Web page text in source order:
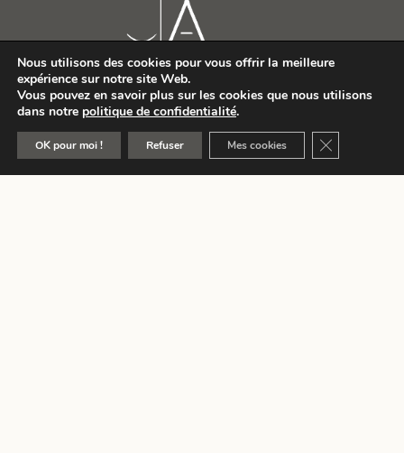
Nous utilisons des cookies pour vous offrir la meilleure
expérience sur notre site Web.
Vous pouvez en savoir plus sur les cookies que nous utilisons
dans notre politique de confidentialité.
OK pour moi ! Refuser Mes cookies Fermer la